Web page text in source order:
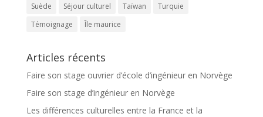
Suède
Séjour culturel Taïwan
Turquie
Témoignage
Île maurice
Articles récents
Faire son stage ouvrier d’école d’ingénieur en Norvège
Faire son stage d’ingénieur en Norvège
Les différences culturelles entre la France et la